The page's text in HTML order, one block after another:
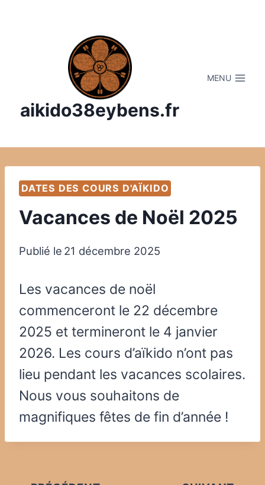
aikido38eybens.fr
MENU
DATES DES COURS D'AÏKIDO
Vacances de Noël 2025
Publié le 21 décembre 2025
Les vacances de noël
commenceront le 22 décembre
2025 et termineront le 4 janvier
2026. Les cours d’aïkido n’ont pas
lieu pendant les vacances scolaires.
Nous vous souhaitons de
magnifiques fêtes de fin d’année !